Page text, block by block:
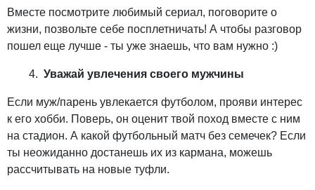
Вместе посмотрите любимый сериал, поговорите о
жизни, позвольте себе посплетничать! А чтобы разговор
пошел еще лучше - ты уже знаешь, что вам нужно :)
Уважай увлечения своего мужчины
Если муж/парень увлекается футболом, прояви интерес
к его хобби. Поверь, он оценит твой поход вместе с ним
на стадион. А какой футбольный матч без семечек? Если
ты неожиданно достанешь их из кармана, можешь
рассчитывать на новые туфли.